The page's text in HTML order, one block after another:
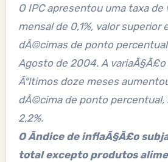
O IPC apresentou uma taxa de
mensal de 0,1%, valor superior
dÃ©cimas de ponto
Agosto de 2004. A
Ãºltimos doze meses
dÃ©cima de ponto
2,2%.
O Ã­ndice de inflaÃ§Ã£o
total excepto produtos